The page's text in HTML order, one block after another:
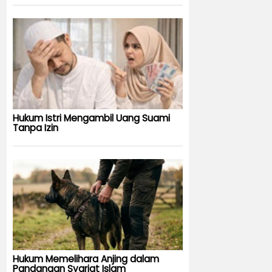
Hukum Istri Mengambil Uang Suami
Tanpa Izin
Hukum Memelihara Anjing dalam
Pandangan Syariat Islam